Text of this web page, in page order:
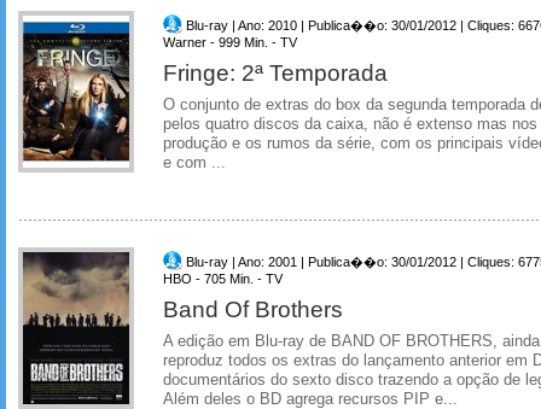
Blu-ray | Ano: 2010 | Publica��o: 30/01/2012 | Cliques:
Warner - 999 Min. - TV
Fringe: 2ª Temporada
O conjunto de extras do box da segunda temporada
pelos quatro discos da caixa, não é extenso mas
produção e os rumos da série, com os principais
e com ...
Blu-ray | Ano: 2001 | Publica��o: 30/01/2012 | Cliques:
HBO - 705 Min. - TV
Band Of Brothers
A edição em Blu-ray de BAND OF BROTHERS,
reproduz todos os extras do lançamento anterior em
documentários do sexto disco trazendo a opção de
Além deles o BD agrega recursos PIP e...